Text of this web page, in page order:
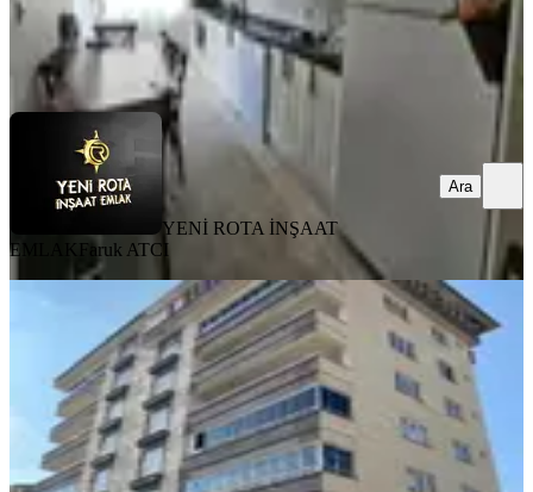
YENİ ROTA İNŞAAT EMLAKFaruk ATCI
Ara
YENİ ROTA İNŞAAT
EMLAK Faruk ATCI
Ara
Yamaçtepe'de Fırsat Daire 3+1
Onikişubat, Yamaçtepe Mahallesi
3+1 ·140 m²·6. Kat · 05.08.2026
4.250.000 ₺